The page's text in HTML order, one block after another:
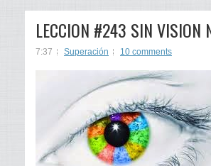
LECCION #243 SIN VISION
7:37 Superación 10 comments